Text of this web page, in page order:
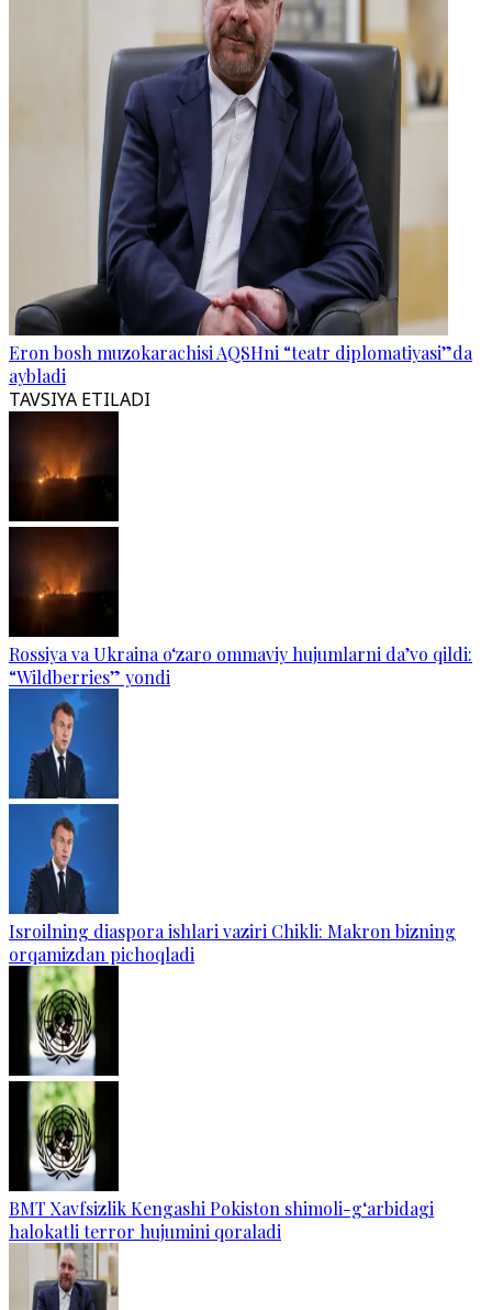
Eron bosh muzokarachisi AQSHni “teatr diplomatiyasi”da
aybladi
TAVSIYA ETILADI
Rossiya va Ukraina o‘zaro ommaviy hujumlarni da’vo qildi:
“Wildberries” yondi
Isroilning diaspora ishlari vaziri Chikli: Makron bizning
orqamizdan pichoqladi
BMT Xavfsizlik Kengashi Pokiston shimoli-g‘arbidagi
halokatli terror hujumini qoraladi